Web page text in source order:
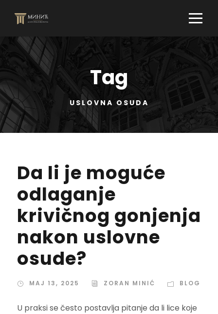
Tag
USLOVNA OSUDA
Da li je moguće
odlaganje
krivičnog gonjenja
nakon uslovne
osude?
MAJ 13, 2025 ZORAN MINIĆ BLOG
U praksi se često postavlja pitanje da li lice koje